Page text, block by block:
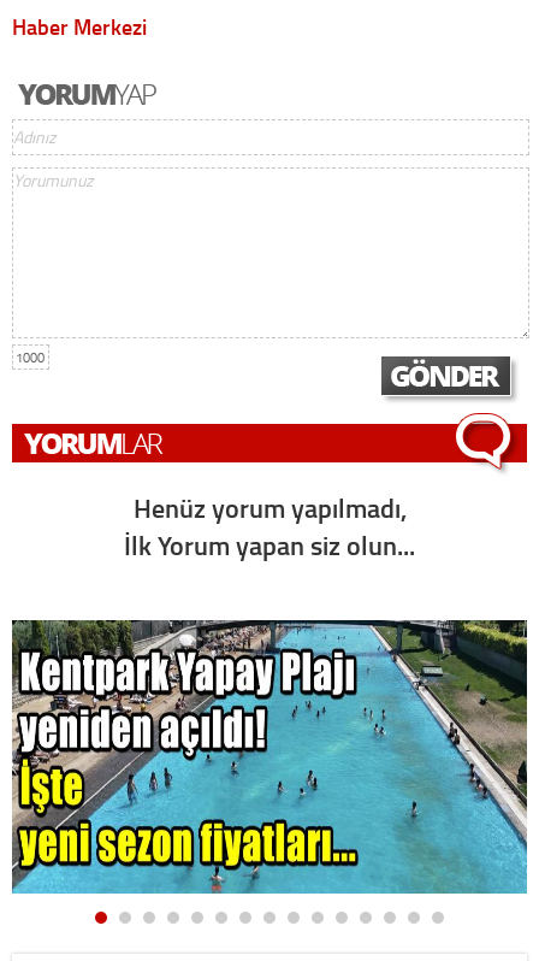
Haber Merkezi
1000
Henüz yorum yapılmadı,
İlk Yorum yapan siz olun...